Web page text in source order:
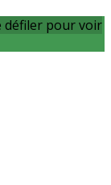
défiler pour voir